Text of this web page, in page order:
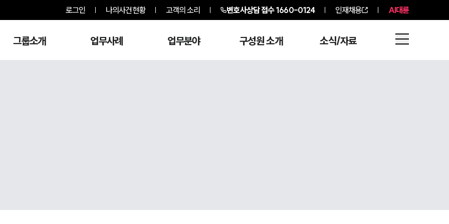
로그인 나의사건현황 고객의 소리 변호사상담 접수1660-0124 인재채용 AI대륜
그룹소개 업무사례 업무분야 구성원 소개 소식/자료